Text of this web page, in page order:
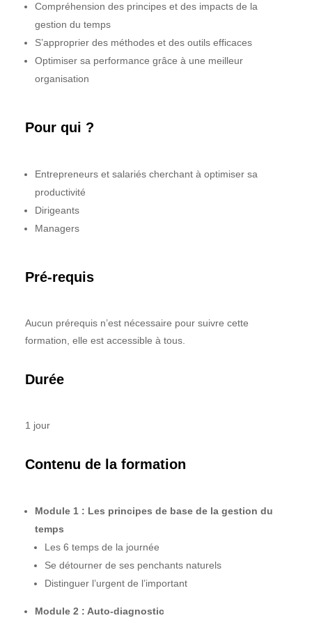
Compréhension des principes et des impacts de la
gestion du temps
S’approprier des méthodes et des outils efficaces
Optimiser sa performance grâce à une meilleur
organisation
Pour qui ?
Entrepreneurs et salariés cherchant à optimiser sa
productivité
Dirigeants
Managers
Pré-requis
Aucun prérequis n’est nécessaire pour suivre cette
formation, elle est accessible à tous.
Durée
1 jour
Contenu de la formation
Module 1 : Les principes de base de la gestion du
temps
Les 6 temps de la journée
Se détourner de ses penchants naturels
Distinguer l’urgent de l’important
Module 2 : Auto-diagnostic